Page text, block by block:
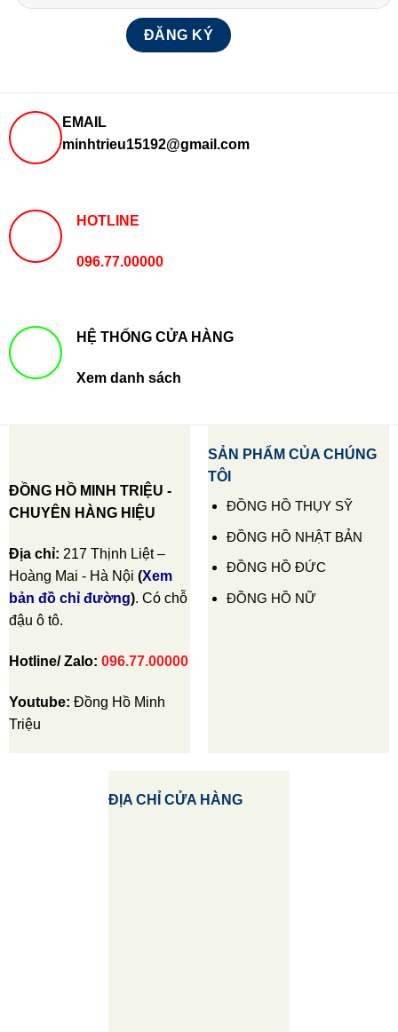
EMAIL
minhtrieu15192@gmail.com
HOTLINE
096.77.00000
HỆ THỐNG CỬA HÀNG
Xem danh sách
ĐỒNG HỒ MINH TRIỆU -
CHUYÊN HÀNG HIỆU
Địa chỉ: 217 Thịnh Liệt –
Hoàng Mai - Hà Nội (Xem
bản đồ chỉ đường). Có chỗ
đậu ô tô.
Hotline/ Zalo: 096.77.00000
Youtube: Đồng Hồ Minh
Triệu
SẢN PHẨM CỦA CHÚNG
TÔI
ĐỒNG HỒ THỤY SỸ
ĐỒNG HỒ NHẬT BẢN
ĐỒNG HỒ ĐỨC
ĐỒNG HỒ NỮ
ĐỊA CHỈ CỬA HÀNG